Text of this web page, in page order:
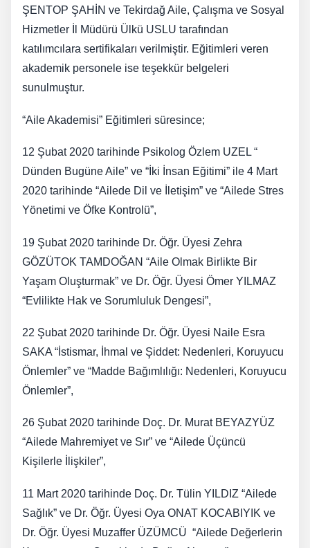
ŞENTOP ŞAHİN ve Tekirdağ Aile, Çalışma ve Sosyal
Hizmetler İl Müdürü Ülkü USLU tarafından
katılımcılara sertifikaları verilmiştir. Eğitimleri veren
akademik personele ise teşekkür belgeleri
sunulmuştur.
“Aile Akademisi” Eğitimleri süresince;
12 Şubat 2020 tarihinde Psikolog Özlem UZEL “
Dünden Bugüne Aile” ve “İki İnsan Eğitimi” ile 4 Mart
2020 tarihinde “Ailede Dil ve İletişim” ve “Ailede Stres
Yönetimi ve Öfke Kontrolü”,
19 Şubat 2020 tarihinde Dr. Öğr. Üyesi Zehra
GÖZÜTOK TAMDOĞAN “Aile Olmak Birlikte Bir
Yaşam Oluşturmak” ve Dr. Öğr. Üyesi Ömer YILMAZ
“Evlilikte Hak ve Sorumluluk Dengesi”,
22 Şubat 2020 tarihinde Dr. Öğr. Üyesi Naile Esra
SAKA “İstismar, İhmal ve Şiddet: Nedenleri, Koruyucu
Önlemler” ve “Madde Bağımlılığı: Nedenleri, Koruyucu
Önlemler”,
26 Şubat 2020 tarihinde Doç. Dr. Murat BEYAZYÜZ
“Ailede Mahremiyet ve Sır” ve “Ailede Üçüncü
Kişilerle İlişkiler”,
11 Mart 2020 tarihinde Doç. Dr. Tülin YILDIZ “Ailede
Sağlık” ve Dr. Öğr. Üyesi Oya ONAT KOCABIYIK ve
Dr. Öğr. Üyesi Muzaffer ÜZÜMCÜ “Ailede Değerlerin